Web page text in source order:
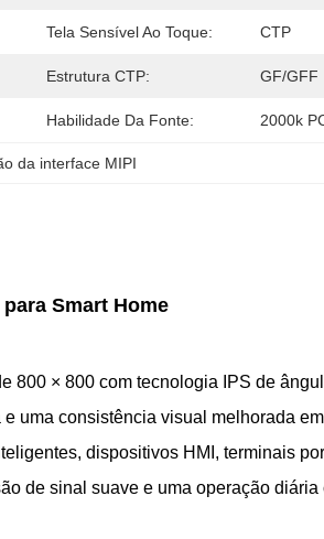
Tela Sensível Ao Toque: CTP
Estrutura CTP: GF/GFF
Habilidade Da Fonte: 2000k
da interface MIPI
Smart Home
× 800 com tecnologia IPS de
uma consistência visual melhorada
dispositivos HMI, terminais
de sinal suave e uma operação